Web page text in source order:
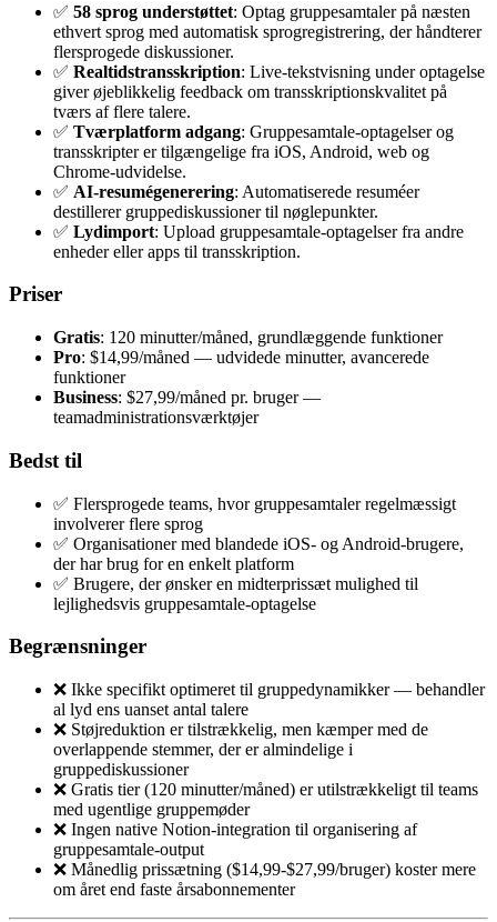
✅ 58 sprog understøttet: Optag gruppesamtaler på næsten
ethvert sprog med automatisk sprogregistrering, der håndterer
flersprogede diskussioner.
✅ Realtidstransskription: Live-tekstvisning under optagelse
giver øjeblikkelig feedback om transskriptionskvalitet på
tværs af flere talere.
✅ Tværplatform adgang: Gruppesamtale-optagelser og
transskripter er tilgængelige fra iOS, Android, web og
Chrome-udvidelse.
✅ AI-resumégenerering: Automatiserede resuméer
destillerer gruppediskussioner til nøglepunkter.
✅ Lydimport: Upload gruppesamtale-optagelser fra andre
enheder eller apps til transskription.
Priser
Gratis: 120 minutter/måned, grundlæggende funktioner
Pro: $14,99/måned — udvidede minutter, avancerede
funktioner
Business: $27,99/måned pr. bruger —
teamadministrationsværktøjer
Bedst til
✅ Flersprogede teams, hvor gruppesamtaler regelmæssigt
involverer flere sprog
✅ Organisationer med blandede iOS- og Android-brugere,
der har brug for en enkelt platform
✅ Brugere, der ønsker en midterprissæt mulighed til
lejlighedsvis gruppesamtale-optagelse
Begrænsninger
❌ Ikke specifikt optimeret til gruppedynamikker — behandler
al lyd ens uanset antal talere
❌ Støjreduktion er tilstrækkelig, men kæmper med de
overlappende stemmer, der er almindelige i
gruppediskussioner
❌ Gratis tier (120 minutter/måned) er utilstrækkeligt til teams
med ugentlige gruppemøder
❌ Ingen native Notion-integration til organisering af
gruppesamtale-output
❌ Månedlig prissætning ($14,99-$27,99/bruger) koster mere
om året end faste årsabonnementer